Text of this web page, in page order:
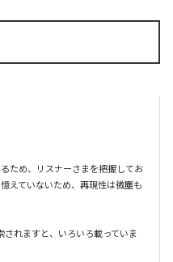
ため、リスナーさまを把握してお
えていないため、再現性は微塵も
れますと、いろいろ載っていま